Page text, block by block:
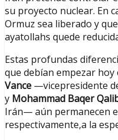
su proyecto nuclear. En
Ormuz sea liberado y
ayatollahs quede
Estas profundas
que debían empezar
Vance —vicepresidente
y Mohammad Baqer
Irán— aún permanecen
respectivamente,a la